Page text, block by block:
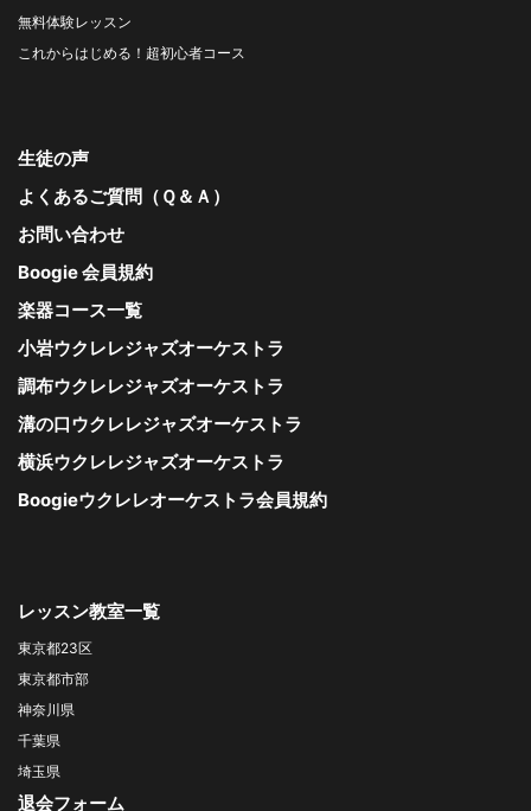
無料体験レッスン
これからはじめる！超初心者コース
生徒の声
よくあるご質問（Ｑ＆Ａ）
お問い合わせ
Boogie 会員規約
楽器コース一覧
小岩ウクレレジャズオーケストラ
調布ウクレレジャズオーケストラ
溝の口ウクレレジャズオーケストラ
横浜ウクレレジャズオーケストラ
Boogieウクレレオーケストラ会員規約
レッスン教室一覧
東京都23区
東京都市部
神奈川県
千葉県
埼玉県
退会フォーム